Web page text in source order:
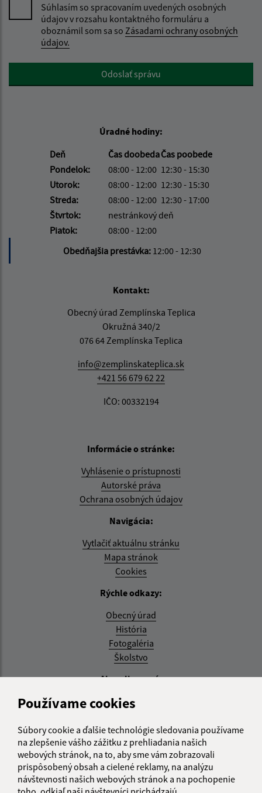
Používame cookies
Súbory cookie a ďalšie technológie sledovania používame
na zlepšenie vášho zážitku z prehliadania našich
webových stránok, na to, aby sme vám zobrazovali
prispôsobený obsah a cielené reklamy, na analýzu
návštevnosti našich webových stránok a na pochopenie
Súhlasím so spracovaním uvedených osobných
údajov v rozsahu kontaktného formuláru a
oboznámil som sa so Zásadami ochrany osobných
údajov.
Google reCaptcha ResponseOdoslať správu
Úradné hodiny:
Deň
Čas doobedaČas poobede
Pondelok:
08:00 - 12:00 12:30 - 15:30
Utorok:
08:00 - 12:00 12:30 - 15:30
Streda:
08:00 - 12:00 12:30 - 17:00
Štvrtok:
nestránkový deň
Piatok:
08:00 - 12:00
Obedňajšia prestávka: 12:00 - 12:30
Kontakt:
Obecný úrad Zemplínska Teplica
Okružná 340/2
076 64 Zemplínska Teplica
info@zemplinskateplica.sk
+421 56 679 62 22
IČO: 00332194
Informácie o stránke:
Vyhlásenie o prístupnosti
Autorské práva
Ochrana osobných údajov
Navigácia:
Vytlačiť aktuálnu stránku
Mapa stránok
Cookies
Rýchle odkazy:
Obecný úrad
História
Fotogaléria
Školstvo
Aktualizované:
04.08.2026 11:27 hod.
RSS
Správca obsahu:
Správca obsahu je Obec Zemplínska Teplica.
Vytvorené v súlade sJednotným dizajn manuálom